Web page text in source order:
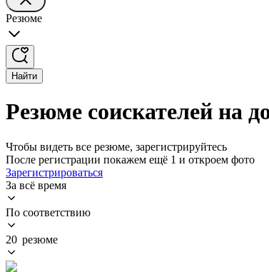
Резюме
Найти
Резюме соискателей на
Чтобы видеть все резюме, зарегистрируйтесь
После регистрации покажем ещё 1 и откроем фото
Зарегистрироваться
За всё время
По соответствию
20 резюме